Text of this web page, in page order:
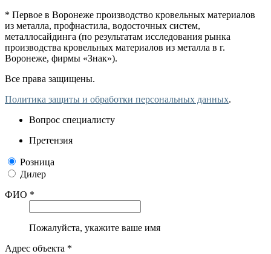
* Первое в Воронеже производство кровельных материалов
из металла, профнастила, водосточных систем,
металлосайдинга (по результатам исследования рынка
производства кровельных материалов из металла в г.
Воронеже, фирмы «Знак»).
Все права защищены.
Политика защиты и обработки персональных данных.
Вопрос специалисту
Претензия
Розница
Дилер
ФИО *
Пожалуйста, укажите ваше имя
Адрес объекта *